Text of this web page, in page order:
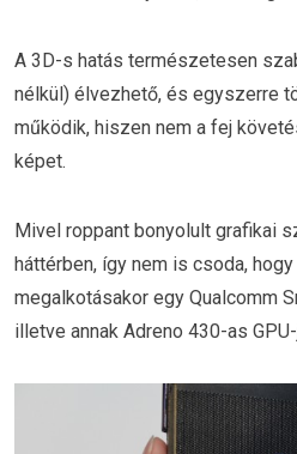
A 3D-s hatás természetesen
nélkül) élvezhető, és egyszerre
működik, hiszen nem a fej
képet.
Mivel roppant bonyolult grafikai
háttérben, így nem is csoda,
megalkotásakor egy Qualcomm
illetve annak Adreno 430-as